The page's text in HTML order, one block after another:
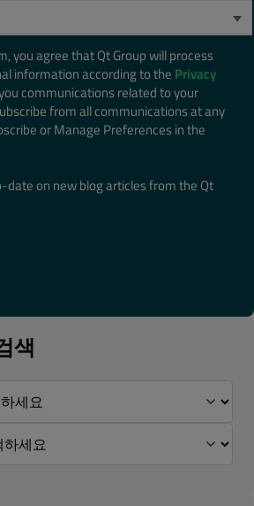
you agree that Qt Group will process
information according to the Privacy
communications related to your
from all communications at any
or Manage Preferences in the
date on new blog articles from the Qt
색